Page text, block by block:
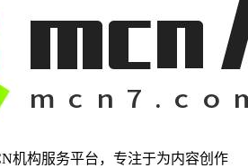
机构服务平台，专注于为内容创作